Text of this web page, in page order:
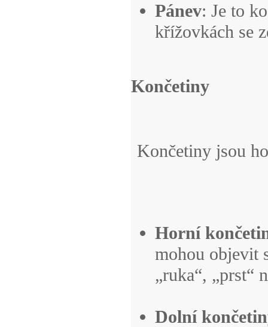
Pánev: Je to
křížovkách se
Končetiny
Končetiny jsou
Horní
mohou objevit
„ruka“, „prst“
Dolní